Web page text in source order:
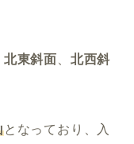
北東斜面
北西斜
となっており、入